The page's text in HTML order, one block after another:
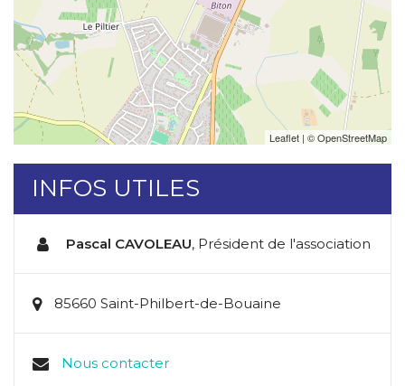
Leaflet | ©OpenStreetMap
INFOS UTILES
Pascal CAVOLEAU, Président de l'association
85660 Saint-Philbert-de-Bouaine
Nous contacter